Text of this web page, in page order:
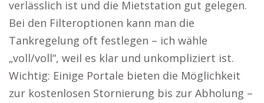
verlässlich ist und die Mietstation gut gelegen.
Bei den Filteroptionen kann man die
Tankregelung oft festlegen – ich wähle
„voll/voll“, weil es klar und unkompliziert ist.
Wichtig: Einige Portale bieten die Möglichkeit
zur kostenlosen Stornierung bis zur Abholung –